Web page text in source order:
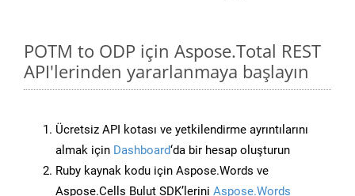
POTM to ODP için Aspose.Total REST
API'lerinden yararlanmaya başlayın
Ücretsiz API kotası ve yetkilendirme ayrıntılarını
almak için Dashboard‘da bir hesap oluşturun
Ruby kaynak kodu için Aspose.Words ve
Aspose.Cells Bulut SDK’lerini Aspose.Words